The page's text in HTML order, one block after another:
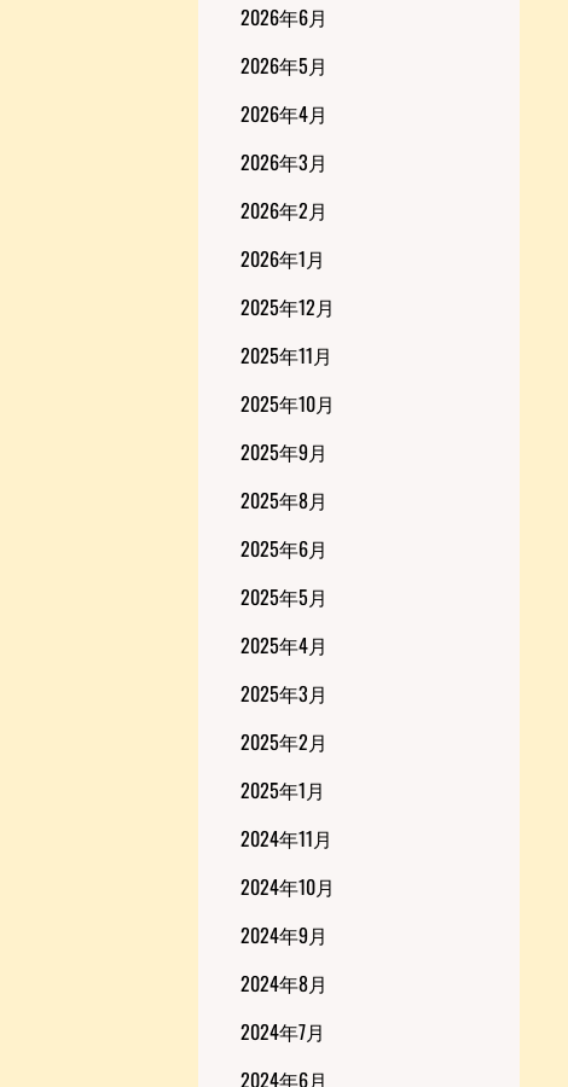
2026年6月
2026年5月
2026年4月
2026年3月
2026年2月
2026年1月
2025年12月
2025年11月
2025年10月
2025年9月
2025年8月
2025年6月
2025年5月
2025年4月
2025年3月
2025年2月
2025年1月
2024年11月
2024年10月
2024年9月
2024年8月
2024年7月
2024年6月